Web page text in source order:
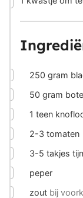
250 gram
50 gram
1 teen
2-3 tomaten
3-5 takjes
peper
zout bij